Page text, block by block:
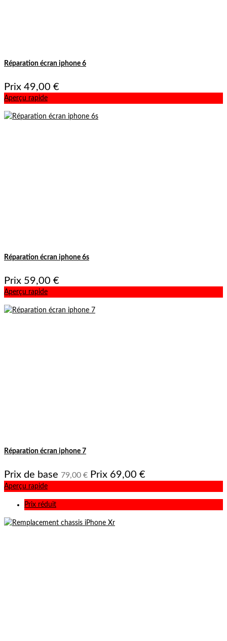
Réparation écran iphone 6
Prix 49,00 €
Aperçu rapide
Réparation écran iphone 6s
Prix 59,00 €
Aperçu rapide
Réparation écran iphone 7
Prix de base 79,00 € Prix 69,00 €
Aperçu rapide
Prix réduit